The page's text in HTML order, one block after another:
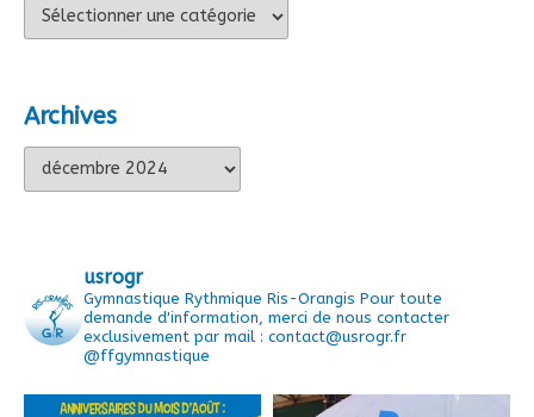
Catégories
Archives
Archives
usrogr
Gymnastique Rythmique Ris-Orangis Pour toute
demande d'information, merci de nous contacter
exclusivement par mail : contact@usrogr.fr
@ffgymnastique